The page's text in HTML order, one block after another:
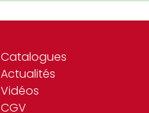
Catalogues
Actualités
Vidéos
CGV